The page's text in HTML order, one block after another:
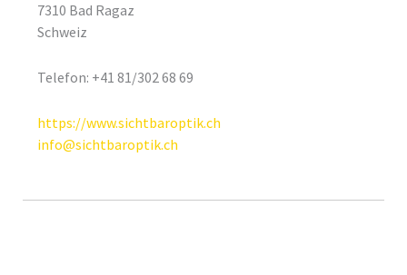
7310 Bad Ragaz
Schweiz
Telefon: +41 81/302 68 69
https://www.sichtbaroptik.ch
info@sichtbaroptik.ch